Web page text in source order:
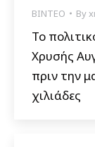
ΒΙΝΤΕΟ By
Το
Χρυσής
πριν την
χιλιάδες